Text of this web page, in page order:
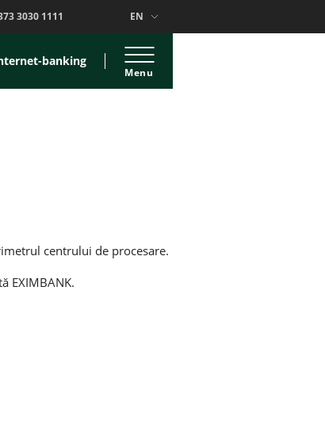
3030 1111 EN
banking
Menu
centrului de procesare.
EXIMBANK.